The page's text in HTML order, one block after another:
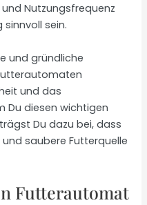
Nutzungsfrequenz
sinnvoll sein.
und gründliche
und das
Du diesen wichtigen
Du dazu bei, dass
saubere Futterquelle
Futterautomat